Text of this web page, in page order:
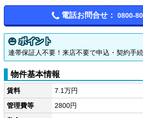
電話お問合せ： 0800-
ポイント
連帯保証人不要！来店不要で申込・契約手続
物件基本情報
賃料
7.1万円
管理費等
2800円